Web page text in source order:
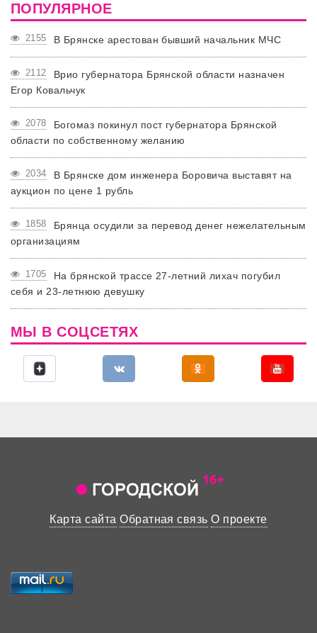
ПОПУЛЯРНОЕ
2155 В Брянске арестован бывший начальник МЧС
2112
Врио губернатора Брянской области назначен
Егор Ковальчук
2078
Богомаз покинул пост губернатора Брянской
области по собственному желанию
2034
В Брянске дом инженера Боровича выставят на
аукцион по цене 1 рубль
1858
Брянца осудили за перевод денег нежелательным
организациям
1705
На брянской трассе 27-летний лихач погубил
себя и 23-летнюю девушку
МЫ В СОЦСЕТЯХ
Карта сайта Обратная связь О проекте